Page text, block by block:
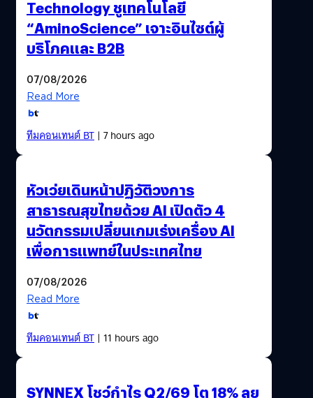
Technology ชูเทคโนโลยี
“AminoScience” เจาะอินไซต์ผู้
บริโภคและ B2B
07/08/2026
Read More
ทีมคอนเทนต์ BT| 7 hours ago
หัวเว่ยเดินหน้าปฏิวัติวงการ
สาธารณสุขไทยด้วย AI เปิดตัว 4
นวัตกรรมเปลี่ยนเกมเร่งเครื่อง AI
เพื่อการแพทย์ในประเทศไทย
07/08/2026
Read More
ทีมคอนเทนต์ BT| 11 hours ago
SYNNEX โชว์กำไร Q2/69 โต 18% ลุย